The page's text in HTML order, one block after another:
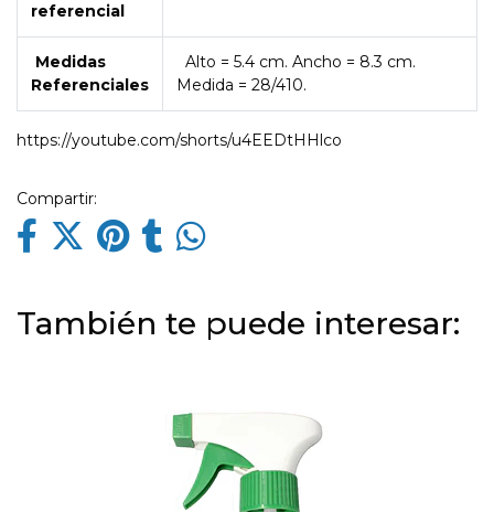
referencial
Medidas
Referenciales
Alto = 5.4 cm. Ancho = 8.3 cm.
Medida = 28/410.
https://youtube.com/shorts/u4EEDtHHlco
Compartir:
También te puede interesar: